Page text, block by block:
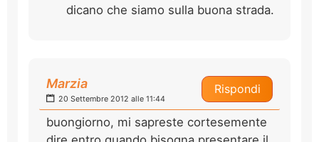
dicano che siamo sulla buona strada.
Rispondi
Marzia
20 Settembre 2012 alle 11:44
buongiorno, mi sapreste cortesemente